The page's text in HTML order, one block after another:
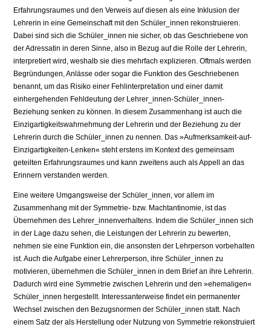
Erfahrungsraumes und den Verweis auf diesen als eine Inklusion der
Lehrerin in eine Gemeinschaft mit den Schüler_innen rekonstruieren.
Dabei sind sich die Schüler_innen nie sicher, ob das Geschriebene von
der Adressatin in deren Sinne, also in Bezug auf die Rolle der Lehrerin,
interpretiert wird, weshalb sie dies mehrfach explizieren. Oftmals werden
Begründungen, Anlässe oder sogar die Funktion des Geschriebenen
benannt, um das Risiko einer Fehlinterpretation und einer damit
einhergehenden Fehldeutung der Lehrer_innen-Schüler_innen-
Beziehung senken zu können. In diesem Zusammenhang ist auch die
Einzigartigkeitswahrnehmung der Lehrerin und der Beziehung zu der
Lehrerin durch die Schüler_innen zu nennen. Das »Aufmerksamkeit-auf-
Einzigartigkeiten-Lenken« steht erstens im Kontext des gemeinsam
geteilten Erfahrungsraumes und kann zweitens auch als Appell an das
Erinnern verstanden werden.
Eine weitere Umgangsweise der Schüler_innen, vor allem im
Zusammenhang mit der Symmetrie- bzw. Machtantinomie, ist das
Übernehmen des Lehrer_innenverhaltens. Indem die Schüler_innen sich
in der Lage dazu sehen, die Leistungen der Lehrerin zu bewerten,
nehmen sie eine Funktion ein, die ansonsten der Lehrperson vorbehalten
ist. Auch die Aufgabe einer Lehrerperson, ihre Schüler_innen zu
motivieren, übernehmen die Schüler_innen in dem Brief an ihre Lehrerin.
Dadurch wird eine Symmetrie zwischen Lehrerin und den »ehemaligen«
Schüler_innen hergestellt. Interessanterweise findet ein permanenter
Wechsel zwischen den Bezugsnormen der Schüler_innen statt. Nach
einem Satz der als Herstellung oder Nutzung von Symmetrie rekonstruiert